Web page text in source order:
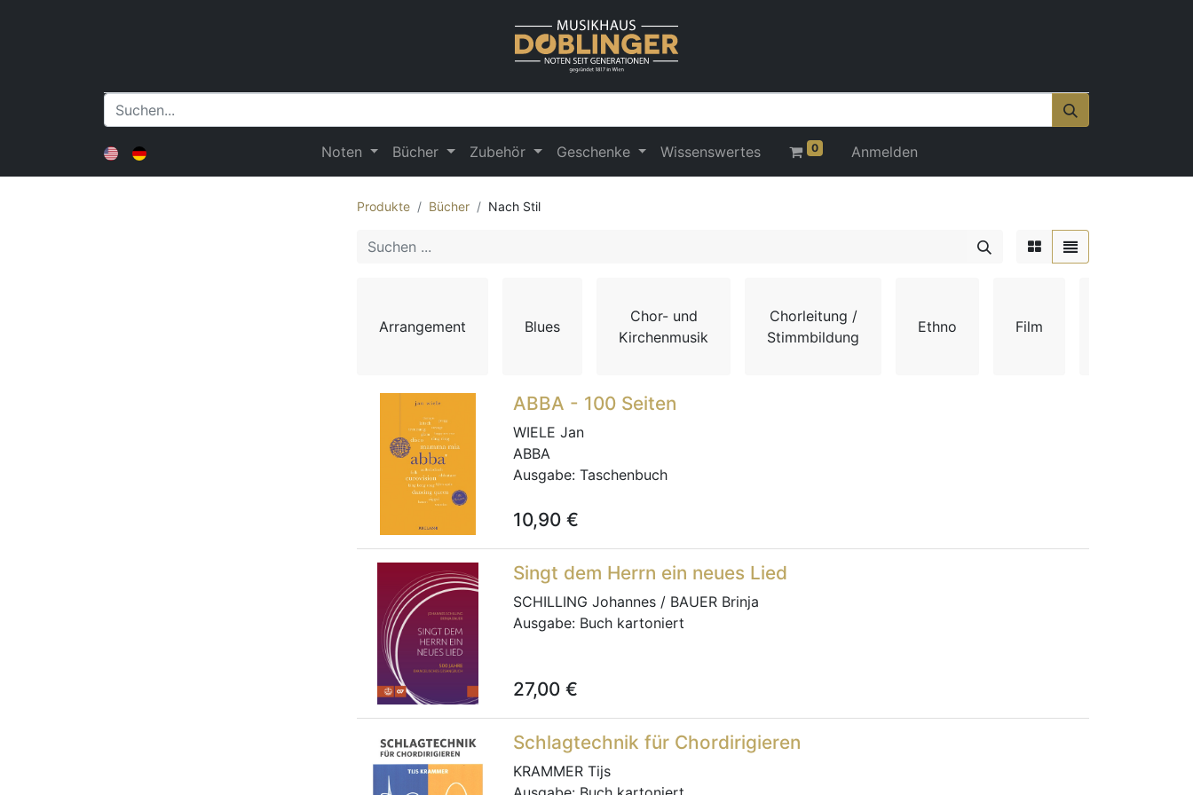
Noten Bücher Zubehör Geschenke Wissenswertes 0 Anmelden
Produkte Bücher Nach Stil
Arrangement Blues
Chor- und
Kirchenmusik
Chorleitung /
Stimmbildung
Ethno Film
ABBA - 100 Seiten
WIELE Jan
ABBA
Ausgabe: Taschenbuch
10,90 €
Singt dem Herrn ein neues Lied
SCHILLING Johannes / BAUER Brinja
Ausgabe: Buch kartoniert
27,00 €
Schlagtechnik für Chordirigieren
KRAMMER Tijs